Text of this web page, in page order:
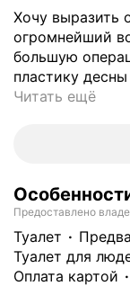
Хочу выразить
огромнейший
большую
пластику
Читать ещё
Предоставлено
туалет
туалет для
Оплата картой